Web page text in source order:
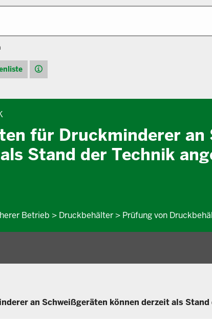
Hilfe
für Druckminderer an
Stand der Technik
Betrieb > Druckbehälter > Prüfung von
an Schweißgeräten können derzeit als Stand